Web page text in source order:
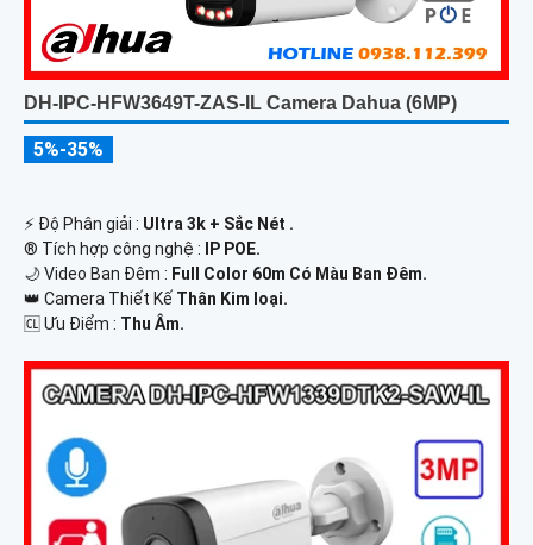
DH-IPC-HFW3649T-ZAS-IL Camera Dahua (6MP)
5%-35%
️⚡ Độ Phân giải : Ultra 3k + Sắc Nét .
®️ Tích hợp công nghệ : IP POE.
🌙 Video Ban Đêm : Full Color 60m Có Màu Ban Ðêm.
👑 Camera Thiết Kế Thân Kim loại.
️🆑 Ưu Điểm : Thu Âm.